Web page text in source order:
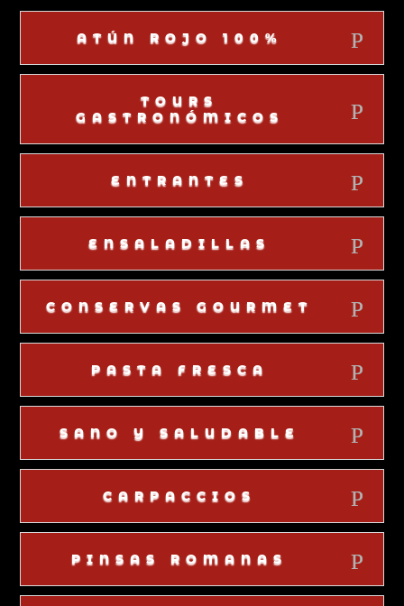
ATÚN ROJO 100%
TOURS
GASTRONÓMICOS
ENTRANTES
ENSALADILLAS
CONSERVAS GOURMET
PASTA FRESCA
SANO Y SALUDABLE
CARPACCIOS
PINSAS ROMANAS